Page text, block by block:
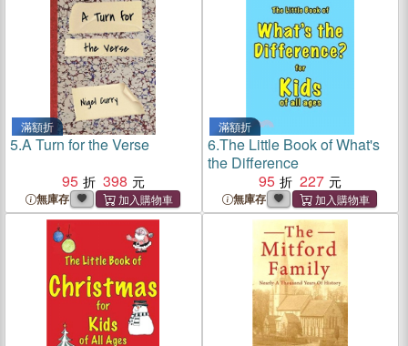
滿額折
5.A Turn for the Verse
95
398
無庫存
滿額折
6.The Little Book of What's
the Difference
95
227
無庫存